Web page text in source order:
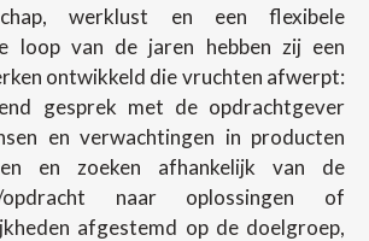
werklust en een flexibele
loop van de jaren hebben zij een
ontwikkeld die vruchten afwerpt:
gesprek met de opdrachtgever
en verwachtingen in producten
en zoeken afhankelijk van de
opdracht naar oplossingen of
afgestemd op de doelgroep,